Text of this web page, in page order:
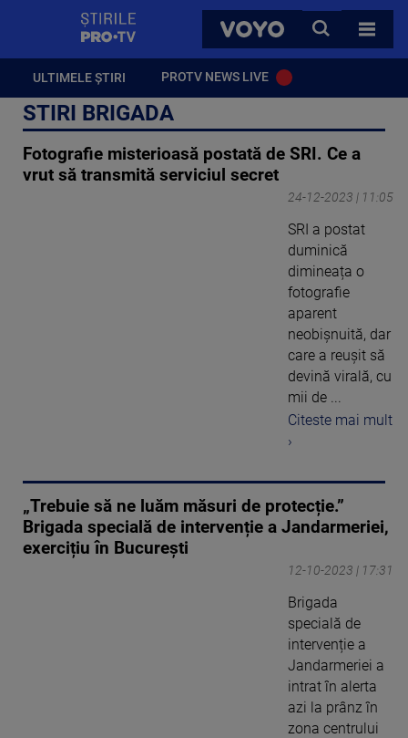
VOYO
CAUTA
TOATE
ULTIMELE ȘTIRI PROTV NEWS LIVE
STIRI BRIGADA
Fotografie misterioasă postată de SRI. Ce a
vrut să transmită serviciul secret
24-12-2023 | 11:05
SRI a postat
duminică
dimineața o
fotografie
aparent
neobișnuită, dar
care a reușit să
devină virală, cu
mii de ...
Citeste mai mult
›
„Trebuie să ne luăm măsuri de protecție.”
Brigada specială de intervenție a Jandarmeriei,
exercițiu în București
12-10-2023 | 17:31
Brigada
specială de
intervenție a
Jandarmeriei a
intrat în alerta
azi la prânz în
zona centrului